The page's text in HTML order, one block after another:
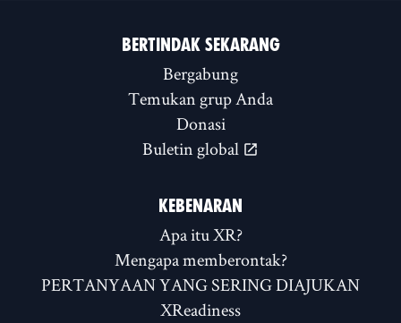
BERTINDAK SEKARANG
Bergabung
Temukan grup Anda
Donasi
Buletin global
KEBENARAN
Apa itu XR?
Mengapa memberontak?
PERTANYAAN YANG SERING DIAJUKAN
XReadiness